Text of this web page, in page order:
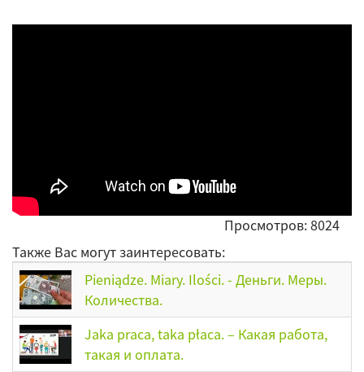
Просмотров: 8024
Также Вас могут заинтересовать:
Pieniądze. Miary. Ilości. - Деньги. Меры.
Количества.
Jaka praca, taka płaca. – Какая работа,
такая и оплата.